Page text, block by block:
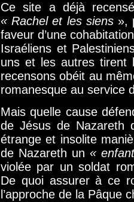
Ce site a déjà
« Rachel et les siens »,
faveur d’une
Israéliens et
uns et les autres tirent
recensons obéit au
romanesque au service
Mais quelle cause
de Jésus de Nazareth
étrange et insolite
de Nazareth un«
violée par un soldat
De quoi assurer à ce
l’approche de la Pâque